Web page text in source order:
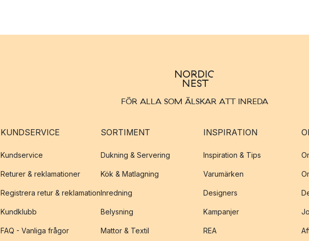
FÖR ALLA SOM ÄLSKAR ATT INREDA
KUNDSERVICE
Kundservice
Returer & reklamationer
Registrera retur & reklamation
Kundklubb
FAQ - Vanliga frågor
SORTIMENT
Dukning & Servering
Kök & Matlagning
Inredning
Belysning
Mattor & Textil
INSPIRATION
Inspiration & Tips
Varumärken
Designers
Kampanjer
REA